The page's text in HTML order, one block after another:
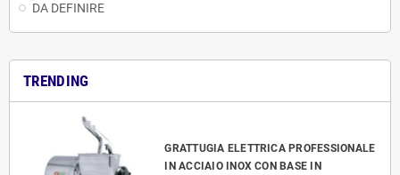
DA DEFINIRE
TRENDING
GRATTUGIA ELETTRICA PROFESSIONALE
IN ACCIAIO INOX CON BASE IN